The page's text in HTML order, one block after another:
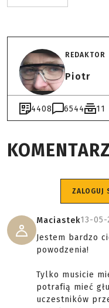
REDAKTOR
Piotr
4408 6544 11
ZALOGUJ
Maciastek13-05-
Jestem bardzo
powodzenia!
Tylko musicie
potrafią mieć
uczestników